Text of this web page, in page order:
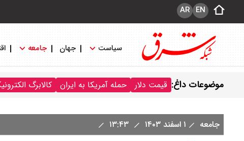
EN
AR
سیاست جهان جامعه
موضوعات داغ: قیمت دلار حمله آمریکا به ایران کالابرگ
جامعه ۱ اسفند ۱۴۰۳